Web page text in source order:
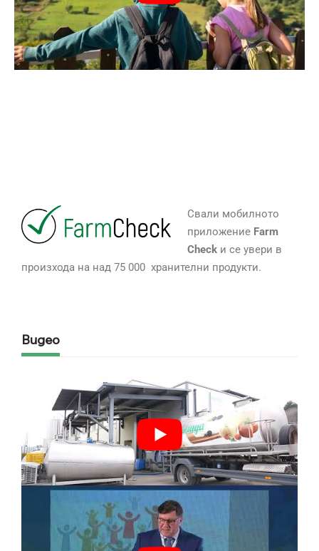
Свали мобилното
приложение Farm
Checkи се увери в
произхода на над 75 000 хранителни продукти.
Видео